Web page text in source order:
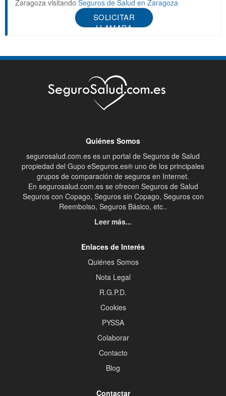
Zaragoza visitando Seguros de Salud en Zaragoza
SOLICITAR
LLAMADA
Quiénes Somos
segurosalud.com.es es un portal de Seguros de Salud
propiedad del Gupo eSeguros.es® uno de los principales
grupos de comparación de seguros en Internet.
En segurosalud.com.es se ofrecen Seguros de Salud
Seguros con Copago, Seguros sin Copago, Seguros con
Reembolso, Seguros Básico, etc..
Leer más...
Enlaces de Interés
Quiénes Somos
Nota Legal
R.G.P.D.
Cookies
PYSSA
Colaborar
Contacto
Blog
Contactar